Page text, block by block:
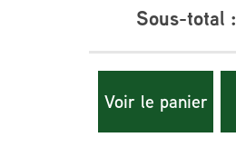
Sous-total :
Voir le panier